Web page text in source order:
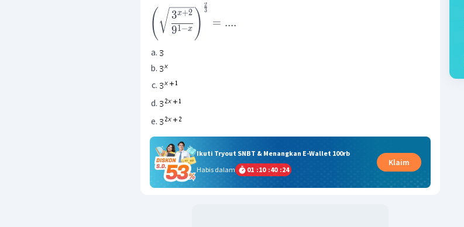
( 91−x
3x+2 ) 3
2
= ....
Ikuti Tryout SNBT & Menangkan E-Wallet 100rb
Habis dalam
01 :10 :40 :23
Klaim